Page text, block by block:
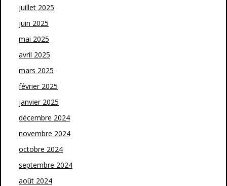
juillet 2025
juin 2025
mai 2025
avril 2025
mars 2025
février 2025
janvier 2025
décembre 2024
novembre 2024
octobre 2024
septembre 2024
août 2024